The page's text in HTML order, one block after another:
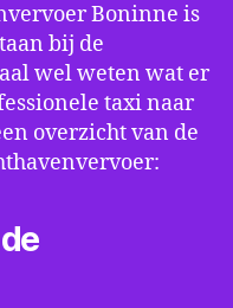
Boninne is
bij de
wel weten wat er
taxi naar
overzicht van de